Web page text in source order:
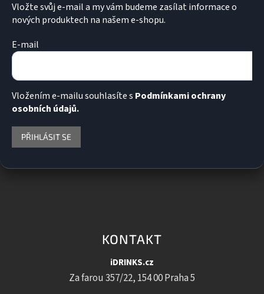
Vložte svůj e-mail a my vám budeme zasílat informace o
nových produktech na našem e-shopu.
E-mail
Vložením e-mailu souhlasíte s Podmínkami ochrany
osobních údajů.
PŘIHLÁSIT SE
KONTAKT
iDRINKS.cz
Za farou 357/22, 154 00 Praha 5